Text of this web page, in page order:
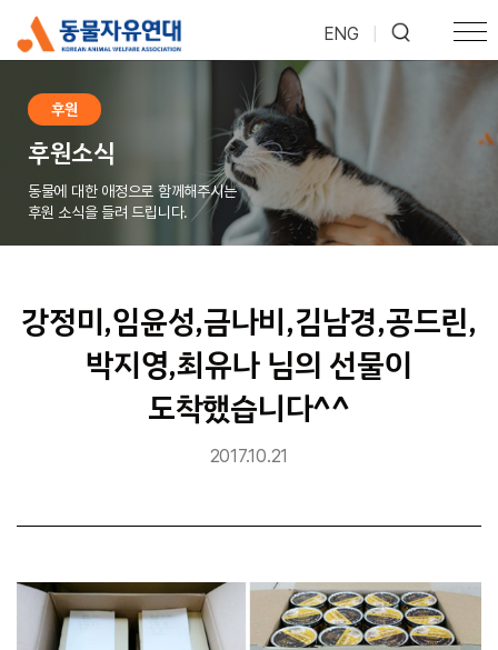
ENG
후원
후원소식
동물에 대한 애정으로 함께해주시는
후원 소식을 들려 드립니다.
강정미,임윤성,금나비,김남경,공드린,
박지영,최유나 님의 선물이
도착했습니다^^
2017.10.21